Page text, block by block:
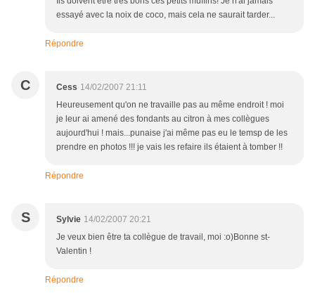
essayé avec la noix de coco, mais cela ne saurait tarder...
Répondre
C Cess 14/02/2007 21:11
Heureusement qu'on ne travaille pas au même endroit ! moi
je leur ai amené des fondants au citron à mes collègues
aujourd'hui ! mais...punaise j'ai même pas eu le temsp de les
prendre en photos !!! je vais les refaire ils étaient à tomber !!
Répondre
S Sylvie 14/02/2007 20:21
Je veux bien être ta collègue de travail, moi :o)Bonne st-
Valentin !
Répondre